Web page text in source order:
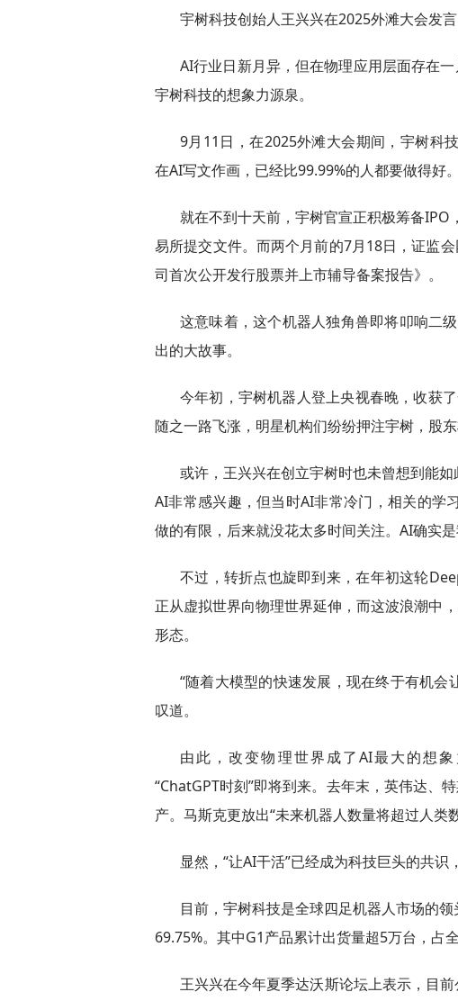
宇树科技创始人王兴兴在2025外滩大会发言
AI行业日新月异，但在物理应用层面存在
宇树科技的想象力源泉。
9月11日，在2025外滩大会期间，宇树科
在AI写文作画，已经比99.99%的人都要做得好
就在不到十天前，宇树官宣正积极筹备
易所提交文件。而两个月前的7月18日，证监
司首次公开发行股票并上市辅导备案报告》。
这意味着，这个机器人独角兽即将叩响二
出的大故事。
今年初，宇树机器人登上央视春晚，收获
随之一路飞涨，明星机构们纷纷押注宇树，股东
或许，王兴兴在创立宇树时也未曾想到能
AI非常感兴趣，但当时AI非常冷门，相关的学
做的有限，后来就没花太多时间关注。AI确实
不过，转折点也旋即到来，在年初这轮
正从虚拟世界向物理世界延伸，而这波浪潮中
形态。
“随着大模型的快速发展，现在终于有机
叹道。
由此，改变物理世界成了AI最大的想
“ChatGPT时刻”即将到来。去年末，英伟达、
产。马斯克更放出“未来机器人数量将超过人类
显然，“让AI干活”已经成为科技巨头的共识
目前，宇树科技是全球四足机器人市场的
69.75%。其中G1产品累计出货量超5万台，占
王兴兴在今年夏季达沃斯论坛上表示，目